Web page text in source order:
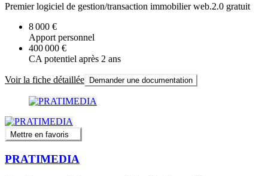
Premier logiciel de gestion/transaction immobilier web.2.0 gratuit
8 000 €
Apport personnel
400 000 €
CA potentiel après 2 ans
Voir la fiche détaillée Demander une documentation
Mettre en favoris
PRATIMEDIA